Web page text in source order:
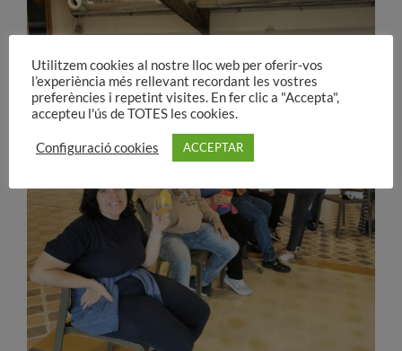
Utilitzem cookies al nostre lloc web per oferir-vos
l’experiència més rellevant recordant les vostres
preferències i repetint visites. En fer clic a "Accepta",
accepteu l'ús de TOTES les cookies.
Configuració cookies ACCEPTAR